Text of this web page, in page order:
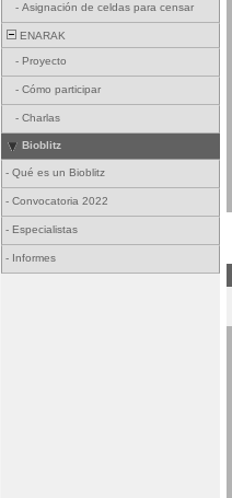
- Asignación de celdas para censar
ENARAK
- Proyecto
- Cómo participar
- Charlas
Bioblitz
- Qué es un Bioblitz
- Convocatoria 2022
- Especialistas
- Informes